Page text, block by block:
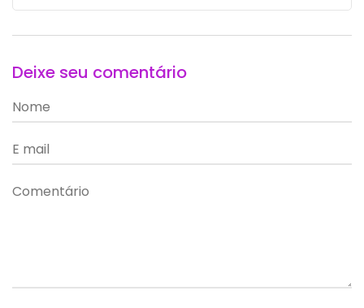
Deixe seu comentário